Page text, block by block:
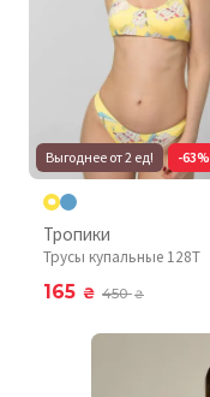
Выгоднее от 2 ед! -63%
Тропики
Трусы купальные 128T
165 ₴ 450₴